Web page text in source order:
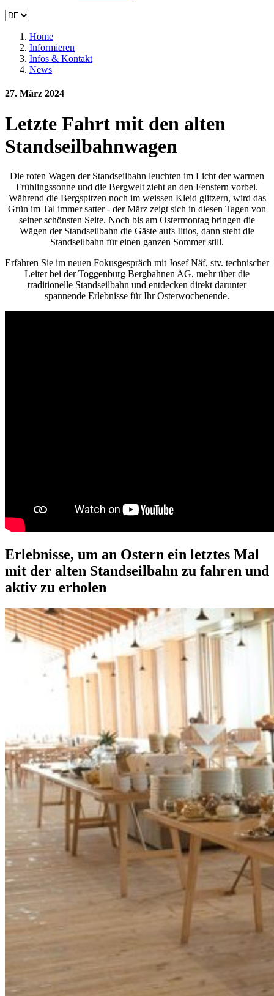
Home
Informieren
Infos & Kontakt
News
27. März 2024
Letzte Fahrt mit den alten
Standseilbahnwagen
Die roten Wagen der Standseilbahn leuchten im Licht der warmen
Frühlingssonne und die Bergwelt zieht an den Fenstern vorbei.
Während die Bergspitzen noch im weissen Kleid glitzern, wird das
Grün im Tal immer satter - der März zeigt sich in diesen Tagen von
seiner schönsten Seite. Noch bis am Ostermontag bringen die
Wägen der Standseilbahn die Gäste aufs Iltios, dann steht die
Standseilbahn für einen ganzen Sommer still.
Erfahren Sie im neuen Fokusgespräch mit Josef Näf, stv. technischer
Leiter bei der Toggenburg Bergbahnen AG, mehr über die
traditionelle Standseilbahn und entdecken direkt darunter
spannende Erlebnisse für Ihr Osterwochenende.
Erlebnisse, um an Ostern ein letztes Mal
mit der alten Standseilbahn zu fahren und
aktiv zu erholen